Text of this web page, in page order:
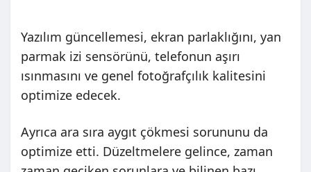
Yazılım güncellemesi, ekran parlaklığını, yan
parmak izi sensörünü, telefonun aşırı
ısınmasını ve genel fotoğrafçılık kalitesini
optimize edecek.
Ayrıca ara sıra aygıt çökmesi sorununu da
optimize etti. Düzeltmelere gelince, zaman